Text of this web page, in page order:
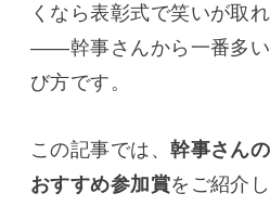
くなら表彰式で笑いが取
——幹事さんから一番多い
び方です。
この記事では、幹事さん
おすすめ参加賞をご紹介